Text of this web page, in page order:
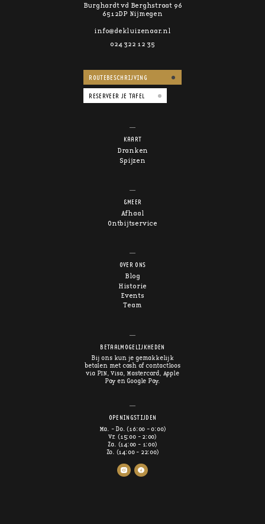
Burghardt vd Berghstraat 96
6512DP Nijmegen
info@dekluizenaar.nl
024 322 12 35
ROUTEBESCHRIJVING
RESERVEER JE TAFEL
KAART
Dranken
Spijzen
&MEER
Afhaal
Ontbijtservice
OVER ONS
Blog
Historie
Events
Team
BETAALMOGELIJKHEDEN
Bij ons kun je gemakkelijk
betalen met cash of contactloos
via PIN, Visa, Mastercard, Apple
Pay en Google Pay.
OPENINGSTIJDEN
Ma. - Do. (16:00 - 0:00)
Vr. (15:00 - 2:00)
Za. (14:00 - 1:00)
Zo. (14:00 - 22:00)